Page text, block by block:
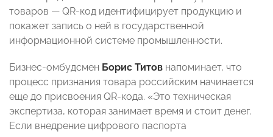
товаров — QR-код идентифицирует продукцию и
покажет запись о ней в государственной
информационной системе промышленности.
Бизнес-омбудсмен Борис Титов напоминает, что
процесс признания товара российским начинается
еще до присвоения QR-кода. «Это техническая
экспертиза, которая занимает время и стоит денег.
Если внедрение цифрового паспорта